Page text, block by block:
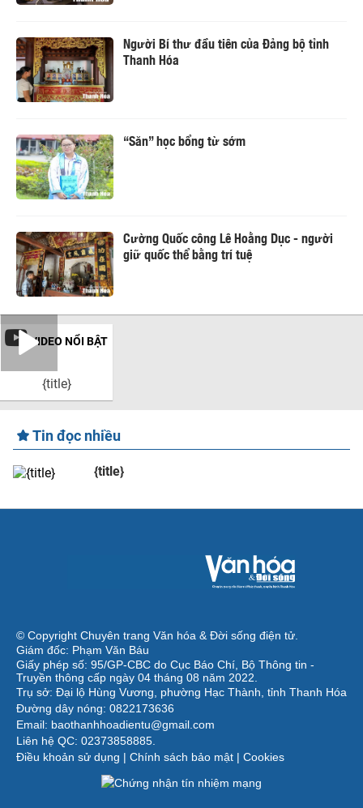
Người Bí thư đầu tiên của Đảng bộ tỉnh
Thanh Hóa
“Săn” học bổng từ sớm
Cường Quốc công Lê Hoằng Dục - người
giữ quốc thể bằng trí tuệ
VIDEO NỔI BẬT
{title}
Tin đọc nhiều
{title}
© Copyright Chuyên trang Văn hóa & Đời sống điện tử.
Giám đốc: Phạm Văn Báu
Giấy phép số: 95/GP-CBC do Cục Báo Chí, Bộ Thông tin -
Truyền thông cấp ngày 04 tháng 08 năm 2022.
Trụ sở: Đại lộ Hùng Vương, phường Hạc Thành, tỉnh Thanh Hóa
Đường dây nóng: 0822173636
Email: baothanhhoadientu@gmail.com
Liên hệ QC: 02373858885.
Điều khoản sử dụng | Chính sách bảo mật | Cookies